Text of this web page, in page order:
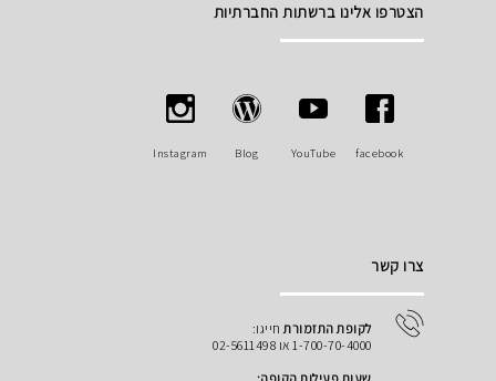
הצטרפו אלינו ברשתות החברתיות
YouTube
Blog
Instagram
לקופת התזמורתחייגו:
1-700-70-4000 או 02-5611498